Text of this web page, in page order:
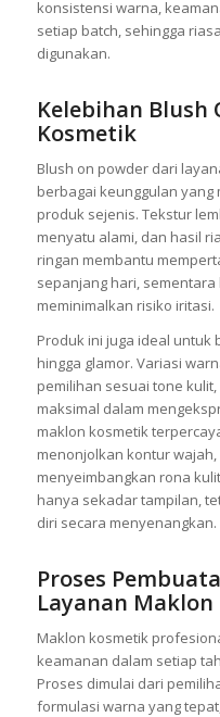
konsistensi warna,
setiap batch, sehingga
digunakan.
Kelebihan Blush
Kosmetik
Blush on powder dari
berbagai keunggulan
produk sejenis. Tekstur
menyatu alami, dan hasil
ringan membantu
sepanjang hari,
meminimalkan risiko iritasi.
Produk ini juga ideal untuk
hingga glamor. Variasi
pemilihan sesuai tone
maksimal dalam
maklon kosmetik
menonjolkan kontur
menyeimbangkan rona
hanya sekadar tampilan,
diri secara menyenangkan.
Proses
Layanan
Maklon kosmetik
keamanan dalam setiap
Proses dimulai dari
formulasi warna yang